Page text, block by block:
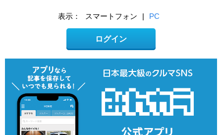
表示： スマートフォン | PC
ログイン